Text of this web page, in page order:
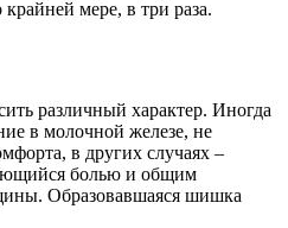
мере, в три раза.
различный характер. Иногда
в молочной железе, не
в других случаях –
болью и общим
Образовавшаяся шишка